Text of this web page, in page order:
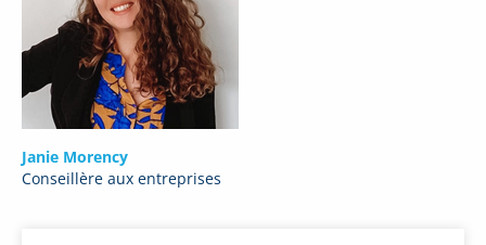
Janie Morency
Conseillère aux entreprises